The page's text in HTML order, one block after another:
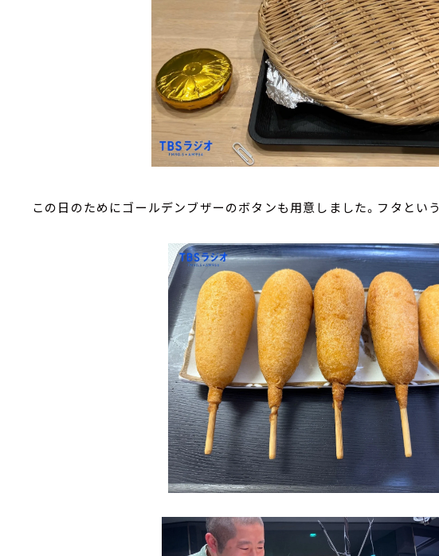
この日のためにゴールデンブザーのボタンも用意しました。フタとい